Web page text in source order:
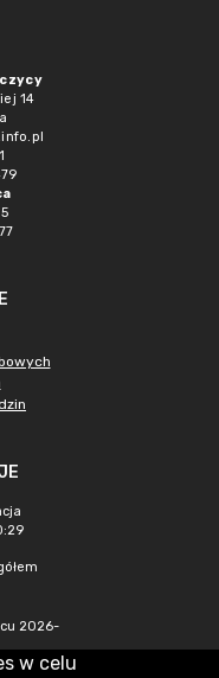
14
2026-
w celu